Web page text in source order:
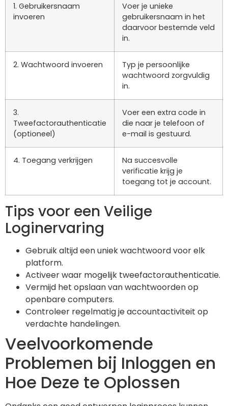
1. Gebruikersnaam
invoeren
Voer je unieke
gebruikersnaam in het
daarvoor bestemde veld
in.
2. Wachtwoord invoeren
Typ je persoonlijke
wachtwoord zorgvuldig
in.
3.
Tweefactorauthenticatie
(optioneel)
Voer een extra code in
die naar je telefoon of
e-mail is gestuurd.
4. Toegang verkrijgen
Na succesvolle
verificatie krijg je
toegang tot je account.
Tips voor een Veilige
Loginervaring
Gebruik altijd een uniek wachtwoord voor elk
platform.
Activeer waar mogelijk tweefactorauthenticatie.
Vermijd het opslaan van wachtwoorden op
openbare computers.
Controleer regelmatig je accountactiviteit op
verdachte handelingen.
Veelvoorkomende
Problemen bij Inloggen en
Hoe Deze te Oplossen